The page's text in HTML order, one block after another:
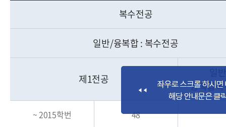
복수전공
일반/융복합 : 복수전공
제1전공
융복합
~ 2015학번 48